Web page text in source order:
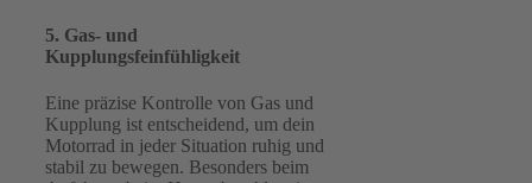
5. Gas- und
Kupplungsfeinfühligkeit
Eine präzise Kontrolle von Gas und
Kupplung ist entscheidend, um dein
Motorrad in jeder Situation ruhig und
stabil zu bewegen. Besonders beim